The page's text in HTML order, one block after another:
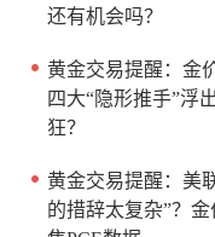
还有机会吗？
黄金交易提醒：金
四大“隐形推手”浮
狂？
黄金交易提醒：美
的措辞太复杂”？